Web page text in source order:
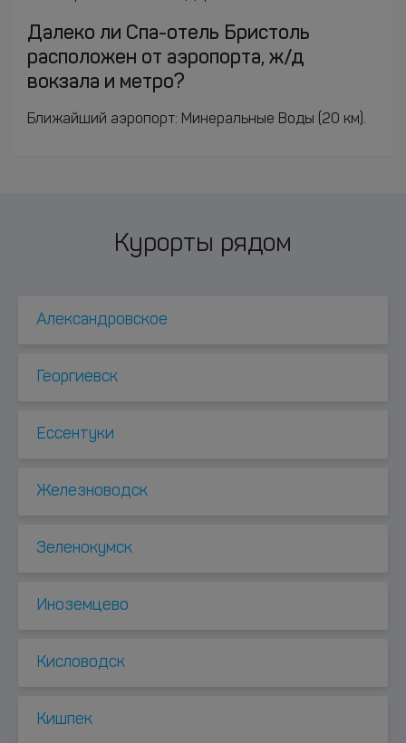
Далеко ли Спа-отель Бристоль
расположен от аэропорта, ж/д
вокзала и метро?
Ближайший аэропорт: Минеральные Воды (20 км).
Курорты рядом
Александровское
Георгиевск
Ессентуки
Железноводск
Зеленокумск
Иноземцево
Кисловодск
Кишпек